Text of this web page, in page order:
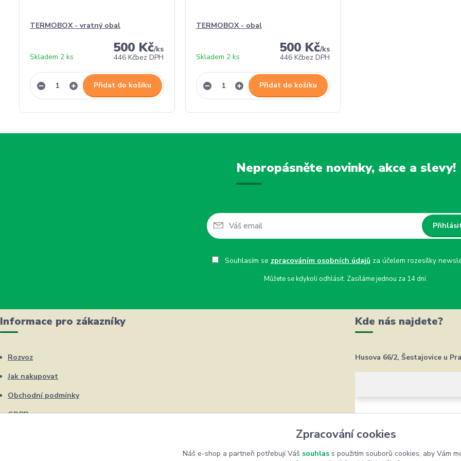
TERMOBOX - vratný obal
500 Kč/ks
446 Kčbez DPH
Skladem 2 ks
Přidat do košíku
TERMOBOX - obal
500 Kč/ks
446 Kčbez DPH
Skladem 2 ks
Přidat do košíku
Nepropásněte novinky, akce a slevy!
Souhlasím se zpracováním osobních údajůza účelem rozesílky
Můžete se kdykoli odhlásit. Zasíláme jednou za 14 dní.
Informace pro zákazníky
Rozvoz
Jak nakupovat
Obchodní podmínky
GDPR
Kde nás najdete?
Husova 66/2, Šestajovice u
Zpracování cookies
Náš e-shop a partneři potřebují Váš souhlass použitím souborů cookies, aby Vám